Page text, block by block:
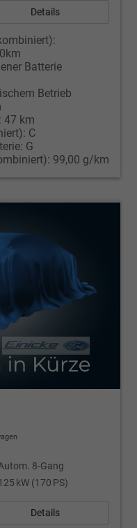
Details
Batterie
Betrieb
47 km
C
G
99,00 g/km
8-Gang
kW (170 PS)
Details